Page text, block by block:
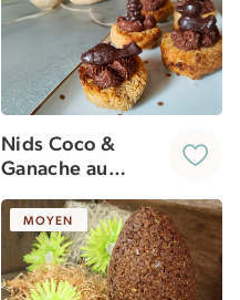
Nids Coco &
Ganache au
Pâques [vegan]
MOYEN